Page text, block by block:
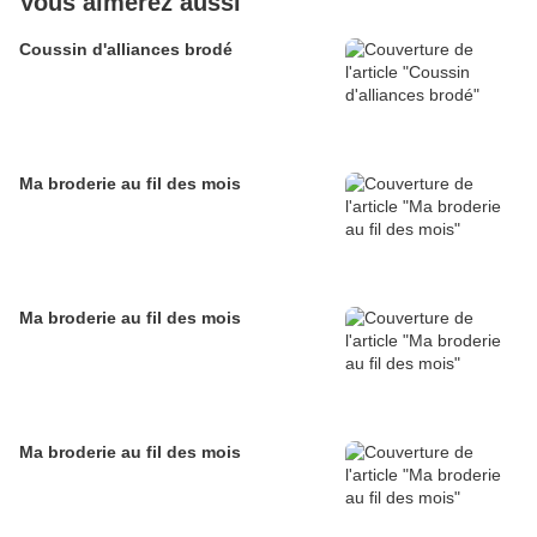
Coussin d'alliances brodé
Ma broderie au fil des mois
Ma broderie au fil des mois
Ma broderie au fil des mois